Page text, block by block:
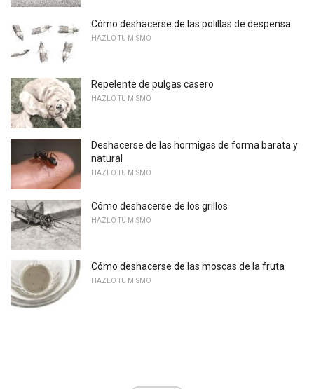
Cómo deshacerse de las polillas de despensa
HAZLO TU MISMO
Repelente de pulgas casero
HAZLO TU MISMO
Deshacerse de las hormigas de forma barata y
natural
HAZLO TU MISMO
Cómo deshacerse de los grillos
HAZLO TU MISMO
Cómo deshacerse de las moscas de la fruta
HAZLO TU MISMO